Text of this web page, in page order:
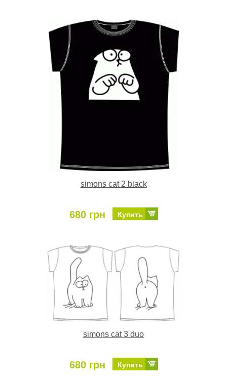
simons cat 2 black
680 грн Купить
simons cat 3 duo
680 грн Купить